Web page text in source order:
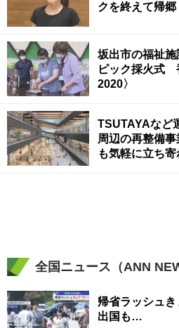
クを終えて帰
坂出市の福祉
ピック採火式
2020〉
TSUTAYAなど
周辺の再整備
も気軽に立ち
全国ニュース（ANN
帰省ラッシュ
出国も…